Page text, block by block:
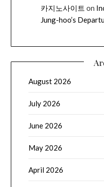
카지노사이트 on
Jung-hoo’s
August 2026
July 2026
June 2026
May 2026
April 2026